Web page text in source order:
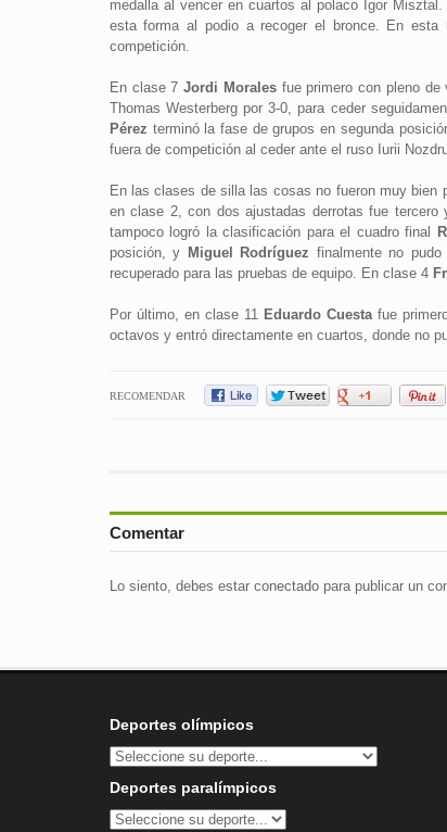
medalla al vencer en cuartos al polaco Igor
esta forma al podio a recoger el bronce. En
competición.
En clase 7Jordi Moralesfue primero con pleno de
Thomas Westerberg por 3-0, para ceder
Pérez terminó la fase de grupos en segunda
fuera de competición al ceder ante el ruso Iurii
En las clases de silla las cosas no fueron muy bien
en clase 2, con dos ajustadas derrotas fue tercero
tampoco logró la clasificación para el cuadro final
posición, y Miguel Rodríguez finalmente no
recuperado para las pruebas de equipo. En clase 4
Por último, en clase 11 Eduardo Cuestafue
octavos y entró directamente en cuartos, donde no
RECOMENDAR
Comentar
Lo siento, debes estar conectadopara publicar un
Deportes olímpicos
Deportes paralímpicos